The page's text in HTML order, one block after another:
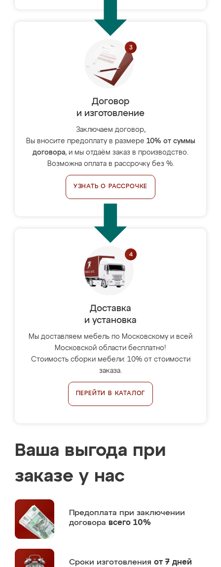
Договор
и изготовление
Заключаем договор,
Вы вносите предоплату в размере 10% от суммы
договора, и мы отдаём заказ в производство.
Возможна оплата в рассрочку без %.
УЗНАТЬ О РАССРОЧКЕ
Доставка
и установка
Мы доставляем мебель по Московскому и всей
Московской области бесплатно!
Стоимость сборки мебели: 10% от стоимости
заказа.
ПЕРЕЙТИ В КАТАЛОГ
Ваша выгода при
заказе у нас
Предоплата при заключении
договора всего 10%
Сроки изготовления от 7 дней